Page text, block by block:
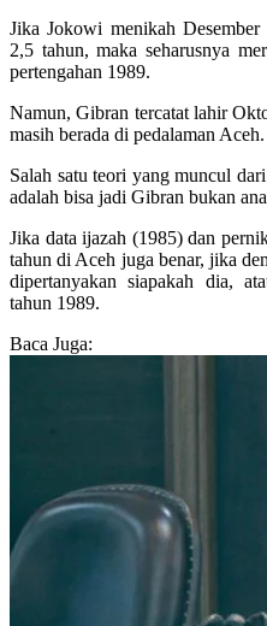
Jika Jokowi menikah
2,5 tahun, maka seharusnya
pertengahan 1989.
Namun, Gibran tercatat lahir
masih berada di pedalaman Aceh.
Salah satu teori yang muncul
adalah bisa jadi Gibran bukan
Jika data ijazah (1985) dan
tahun di Aceh juga benar, jika
dipertanyakan siapakah dia,
tahun 1989.
Baca Juga: